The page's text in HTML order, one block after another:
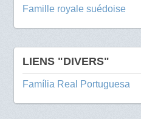
Famille royale suédoise
LIENS "DIVERS"
Família Real Portuguesa